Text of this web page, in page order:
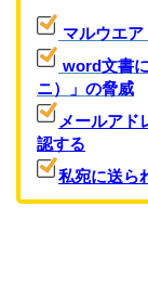
マルウエ
word文書
ニ）」の脅威
メールアド
認する
私宛に送ら